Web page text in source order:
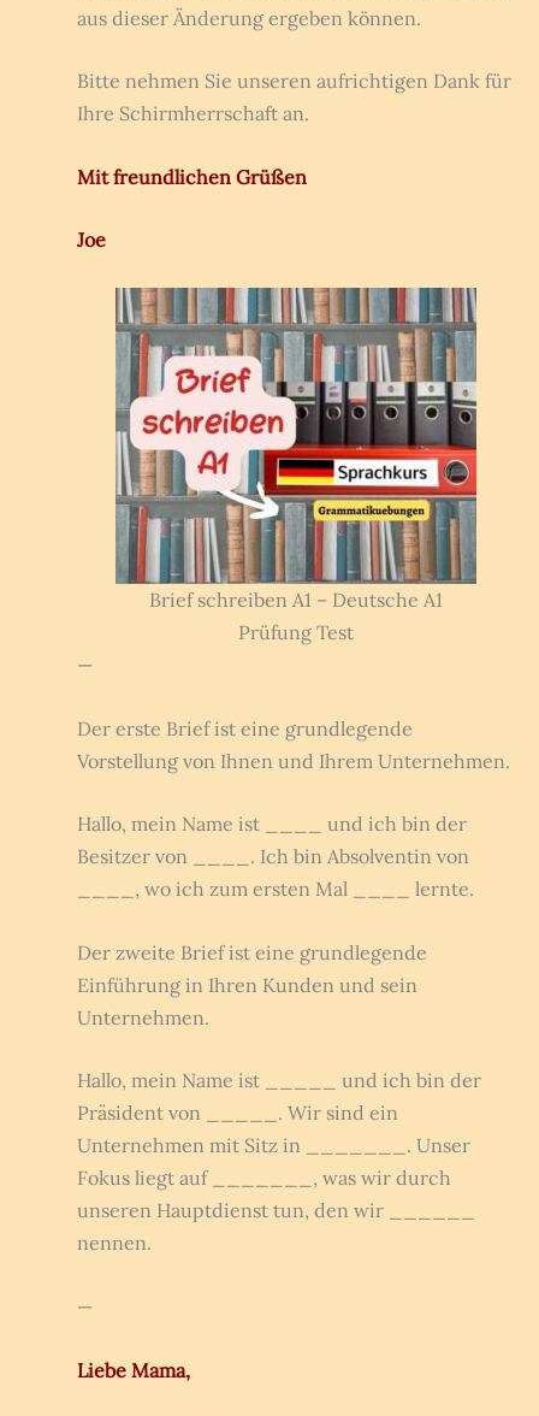
aus dieser Änderung ergeben können.
Bitte nehmen Sie unseren aufrichtigen Dank für
Ihre Schirmherrschaft an.
Mit freundlichen Grüßen
Joe
Brief schreiben A1 – Deutsche A1
Prüfung Test
—
Der erste Brief ist eine grundlegende
Vorstellung von Ihnen und Ihrem Unternehmen.
Hallo, mein Name ist ____ und ich bin der
Besitzer von ____. Ich bin Absolventin von
____, wo ich zum ersten Mal ____ lernte.
Der zweite Brief ist eine grundlegende
Einführung in Ihren Kunden und sein
Unternehmen.
Hallo, mein Name ist _____ und ich bin der
Präsident von _____. Wir sind ein
Unternehmen mit Sitz in _______. Unser
Fokus liegt auf _______, was wir durch
unseren Hauptdienst tun, den wir ______
nennen.
—
Liebe Mama,